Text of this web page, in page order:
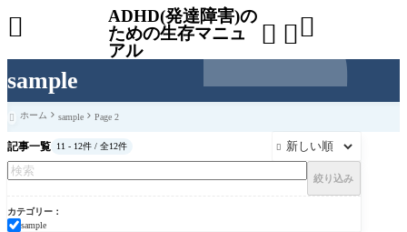
sample
ADHD(発達障害)の
ための生存マニュ
アル
 

 ホーム sample Page 2
記事一覧 11 - 12件 / 全12件 
絞り込み
カテゴリー
sample